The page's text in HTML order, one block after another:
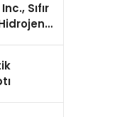
Sıfır